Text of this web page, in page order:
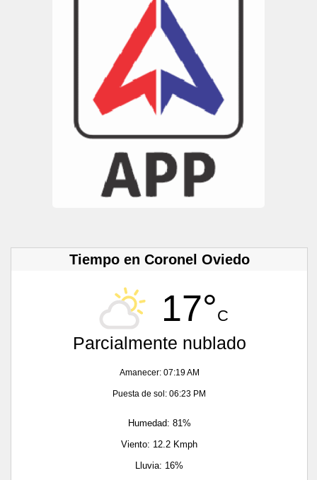
Tiempo en Coronel Oviedo
17°C
Parcialmente nublado
Amanecer: 07:19 AM
Puesta de sol: 06:23 PM
Humedad: 81%
Viento: 12.2 Kmph
Lluvia: 16%